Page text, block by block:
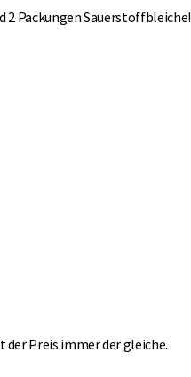
2 Packungen Sauerstoffbleiche!
Preis immer der gleiche.